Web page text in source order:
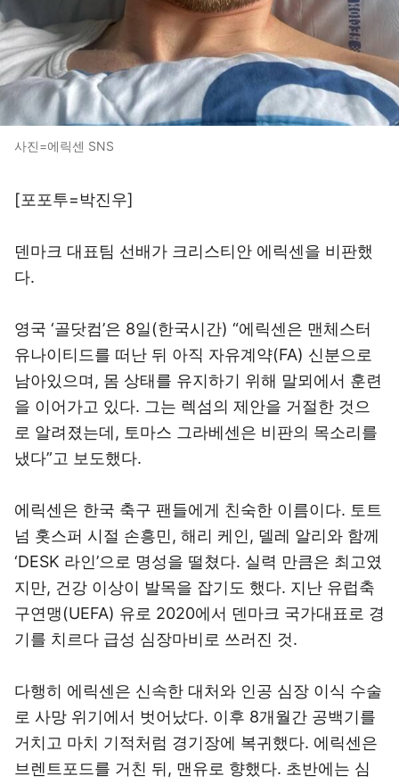
사진=에릭센 SNS
[포포투=박진우]
덴마크 대표팀 선배가 크리스티안 에릭센을 비판했
다.
영국 ‘골닷컴’은 8일(한국시간) “에릭센은 맨체스터
유나이티드를 떠난 뒤 아직 자유계약(FA) 신분으로
남아있으며, 몸 상태를 유지하기 위해 말뫼에서 훈련
을 이어가고 있다. 그는 렉섬의 제안을 거절한 것으
로 알려졌는데, 토마스 그라베센은 비판의 목소리를
냈다”고 보도했다.
에릭센은 한국 축구 팬들에게 친숙한 이름이다. 토트
넘 홋스퍼 시절 손흥민, 해리 케인, 델레 알리와 함께
‘DESK 라인’으로 명성을 떨쳤다. 실력 만큼은 최고였
지만, 건강 이상이 발목을 잡기도 했다. 지난 유럽축
구연맹(UEFA) 유로 2020에서 덴마크 국가대표로 경
기를 치르다 급성 심장마비로 쓰러진 것.
다행히 에릭센은 신속한 대처와 인공 심장 이식 수술
로 사망 위기에서 벗어났다. 이후 8개월간 공백기를
거치고 마치 기적처럼 경기장에 복귀했다. 에릭센은
브렌트포드를 거친 뒤, 맨유로 향했다. 초반에는 심